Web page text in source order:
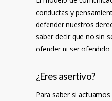
conductas y
defender nuestros
saber decir que no sin
ofender ni ser ofendido.
¿Eres asertivo?
Para saber si